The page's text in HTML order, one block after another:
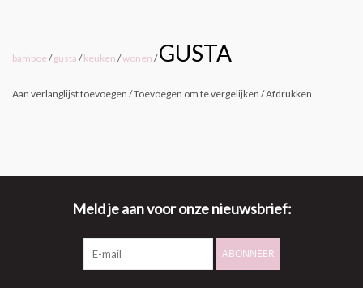
bamboe /gusta /keuken /wonen /GUSTA
Aan verlanglijst toevoegen /Toevoegen om te vergelijken /Afdrukken
Meld je aan voor onze nieuwsbrief:
ABONNEER